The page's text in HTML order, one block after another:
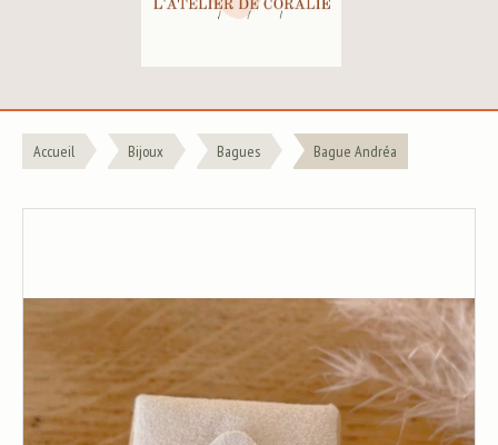
Accueil Bijoux Bagues Bague Andréa